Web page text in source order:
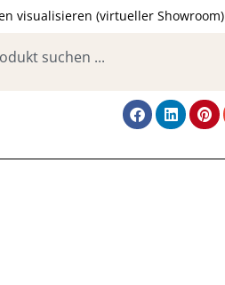
visualisieren (virtueller Showroom)